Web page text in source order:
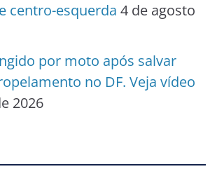
centro-esquerda 4 de agosto
por moto após salvar
no DF. Veja vídeo
2026